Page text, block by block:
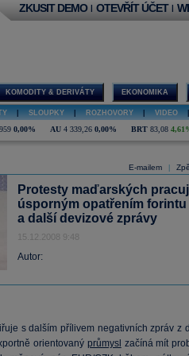
ZKUSIT DEMO | OTEVŘÍT ÚČET |
KOMODITY & DERIVÁTY EKONOMIKA
SLOUPKY ROZHOVORY VIDEO
0,00% AU 4 339,26 0,00% BRT 83,08
E-mailem
Protesty maďarských
úsporným opatřením forintu
a další devizové zprávy
15.12.2008 9:48
Autor:
s dalším přílivem negativních zpráv z
orientovaný průmysl začíná mít